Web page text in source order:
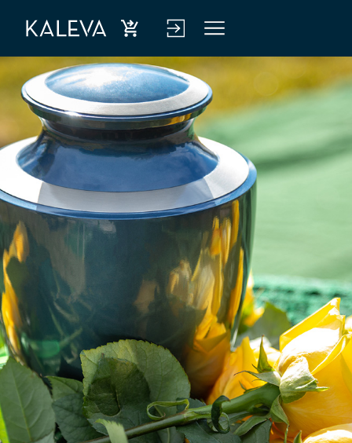
Ost
a
hen
kiva
kuu
Kirj
aud
u
verk
kop
luu
Vali
kko